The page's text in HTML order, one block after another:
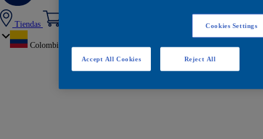
Tiendas
Colombia
Cookies Settings
Reject All
Accept All Cookies